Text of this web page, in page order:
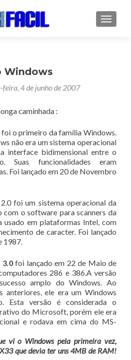
Windows
feira, 4 de junho de 2007
caminhada :
o primeiro da família Windows.
não era um sistema operacional
interface bidimensional entre o
Suas funcionalidades eram
Foi lançado em 20 de Novembro
foi um sistema operacional da
o software para scanners da
usado em plataformas Intel, com
de caracter. Foi lançado
1987.
foi lançado em 22 de Maio de
286 e 386.A versão
amplo do Windows. Ao
anteriores, ele era um Windows
Esta versão é considerada o
do Microsoft, porém ele era
e rodava em cima do MS-
vi o Windows pela primeira vez,
que devia ter uns 4MB de RAM!